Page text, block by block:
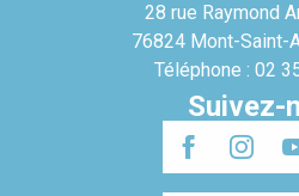
28 rue Raymond
76824 Mont-Saint-
Téléphone : 02
Suivez-